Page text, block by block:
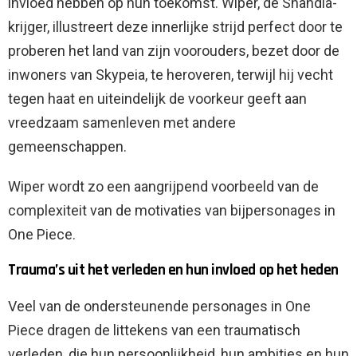
krijger, illustreert deze innerlijke strijd perfect door te
proberen het land van zijn voorouders, bezet door de
inwoners van Skypeia, te heroveren, terwijl hij vecht
tegen haat en uiteindelijk de voorkeur geeft aan
vreedzaam samenleven met andere
gemeenschappen.
Wiper wordt zo een aangrijpend voorbeeld van de
complexiteit van de motivaties van bijpersonages in
One Piece.
Trauma’s uit het verleden en hun invloed op het heden
Veel van de ondersteunende personages in One
Piece dragen de littekens van een traumatisch